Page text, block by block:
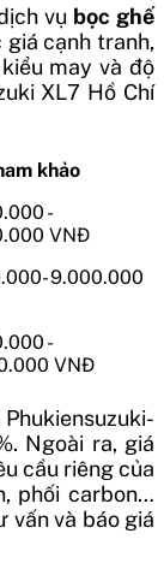
vụ bọc ghế
cạnh tranh,
may và độ
XL7 Hồ Chí
khảo
-
VNĐ
9.000.000
-
VNĐ
Ngoài ra, giá
cầu riêng của
phối carbon…
vấn và báo giá